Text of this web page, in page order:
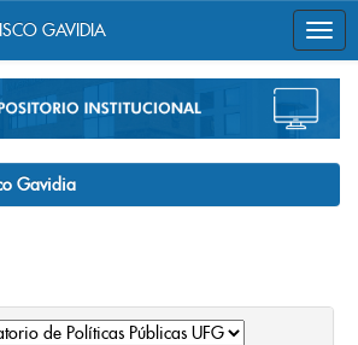
GAVIDIA
Gavidia